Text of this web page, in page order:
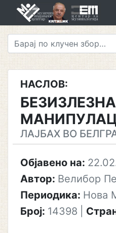
НАСЛОВ:
БЕЗИЗЛЕЗНА
ЛАЈБАХ ВО
Објавено на:
Автор: Велибор
Периодика: Нова
Број: 14398